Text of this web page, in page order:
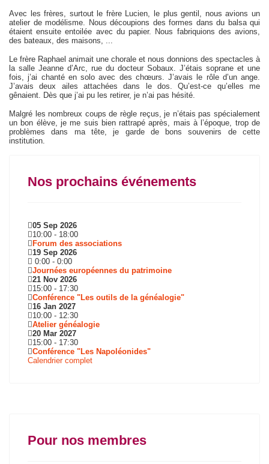
Avec les frères, surtout le frère Lucien, le plus gentil, nous avions un
atelier de modélisme. Nous découpions des formes dans du balsa qui
étaient ensuite entoilée avec du papier. Nous fabriquions des avions,
des bateaux, des maisons, ...
Le frère Raphael animait une chorale et nous donnions des spectacles à
la salle Jeanne d’Arc, rue du docteur Sobaux. J’étais soprane et une
fois, j’ai chanté en solo avec des chœurs. J’avais le rôle d’un ange.
J’avais deux ailes attachées dans le dos. Qu’est-ce qu’elles me
gênaient. Dès que j’ai pu les retirer, je n’ai pas hésité.
Malgré les nombreux coups de règle reçus, je n’étais pas spécialement
un bon élève, je me suis bien rattrapé après, mais à l’époque, trop de
problèmes dans ma tête, je garde de bons souvenirs de cette
institution.
Nos prochains événements
05 Sep 2026
10:00 - 18:00
Forum des associations
19 Sep 2026
0:00 - 0:00
Journées européennes du patrimoine
21 Nov 2026
15:00 - 17:30
Conférence "Les outils de la généalogie"
16 Jan 2027
10:00 - 12:30
Atelier généalogie
20 Mar 2027
15:00 - 17:30
Conférence "Les Napoléonides"
Calendrier complet
Pour nos membres